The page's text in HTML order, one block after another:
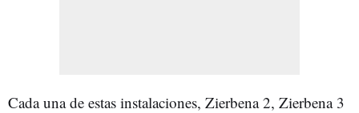
Cada una de estas instalaciones, Zierbena 2, Zierbena 3